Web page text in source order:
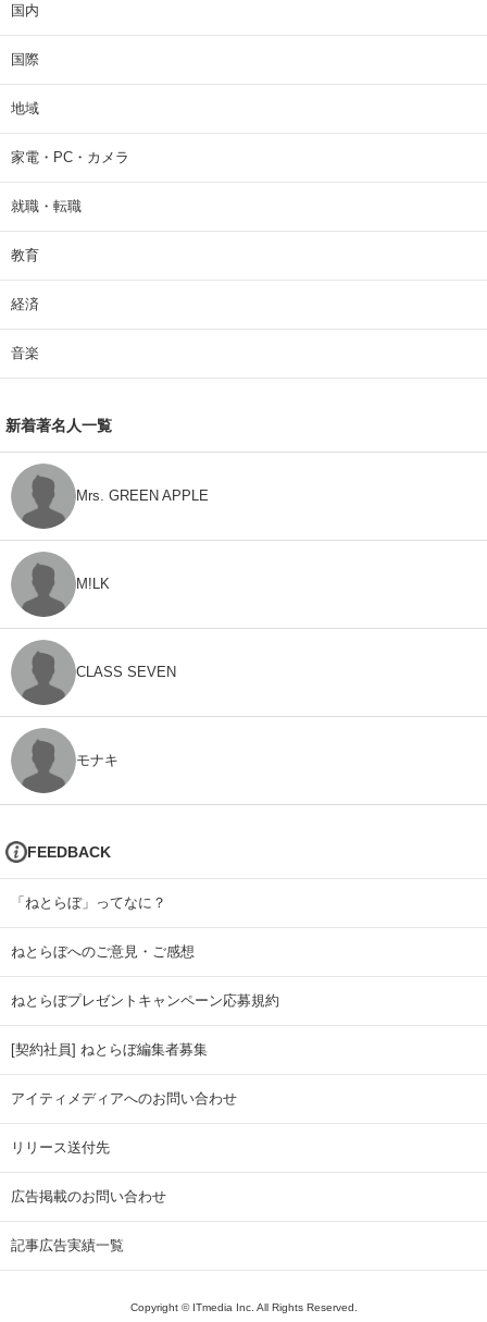
国内
国際
地域
家電・PC・カメラ
就職・転職
教育
経済
音楽
新着著名人一覧
Mrs. GREEN APPLE
M!LK
CLASS SEVEN
モナキ
FEEDBACK
「ねとらぼ」ってなに？
ねとらぼへのご意見・ご感想
ねとらぼプレゼントキャンペーン応募規約
[契約社員] ねとらぼ編集者募集
アイティメディアへのお問い合わせ
リリース送付先
広告掲載のお問い合わせ
記事広告実績一覧
Copyright © ITmedia Inc. All Rights Reserved.